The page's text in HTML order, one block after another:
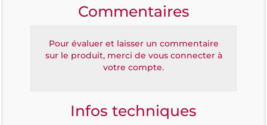
Commentaires
Pour évaluer et laisser un commentaire
sur le produit, merci de vous connecter à
votre compte.
Infos techniques